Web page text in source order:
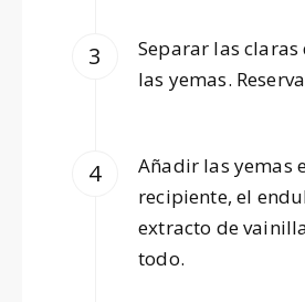
Separar las claras
las yemas.
Añadir las yemas
recipiente, el
extracto de
todo.